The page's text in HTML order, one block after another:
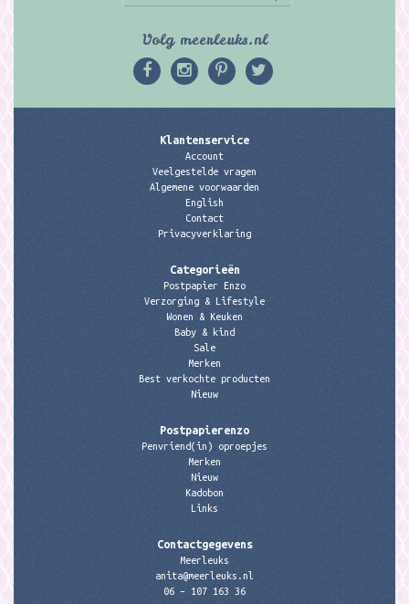
Volg meerleuks.nl
Klantenservice
Account
Veelgestelde vragen
Algemene voorwaarden
English
Contact
Privacyverklaring
Categorieën
Postpapier Enzo
Verzorging & Lifestyle
Wonen & Keuken
Baby & kind
Sale
Merken
Best verkochte producten
Nieuw
Postpapierenzo
Penvriend(in) oproepjes
Merken
Nieuw
Kadobon
Links
Contactgegevens
Meerleuks
anita@meerleuks.nl
06 – 107 163 36